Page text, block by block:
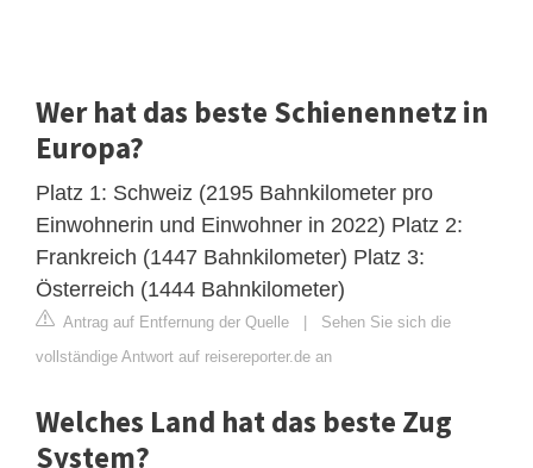
Wer hat das beste Schienennetz in
Europa?
Platz 1: Schweiz (2195 Bahnkilometer pro
Einwohnerin und Einwohner in 2022) Platz 2:
Frankreich (1447 Bahnkilometer) Platz 3:
Österreich (1444 Bahnkilometer)
Antrag auf Entfernung der Quelle
Sehen Sie sich die
vollständige Antwort auf reisereporter.de an
Welches Land hat das beste Zug
System?